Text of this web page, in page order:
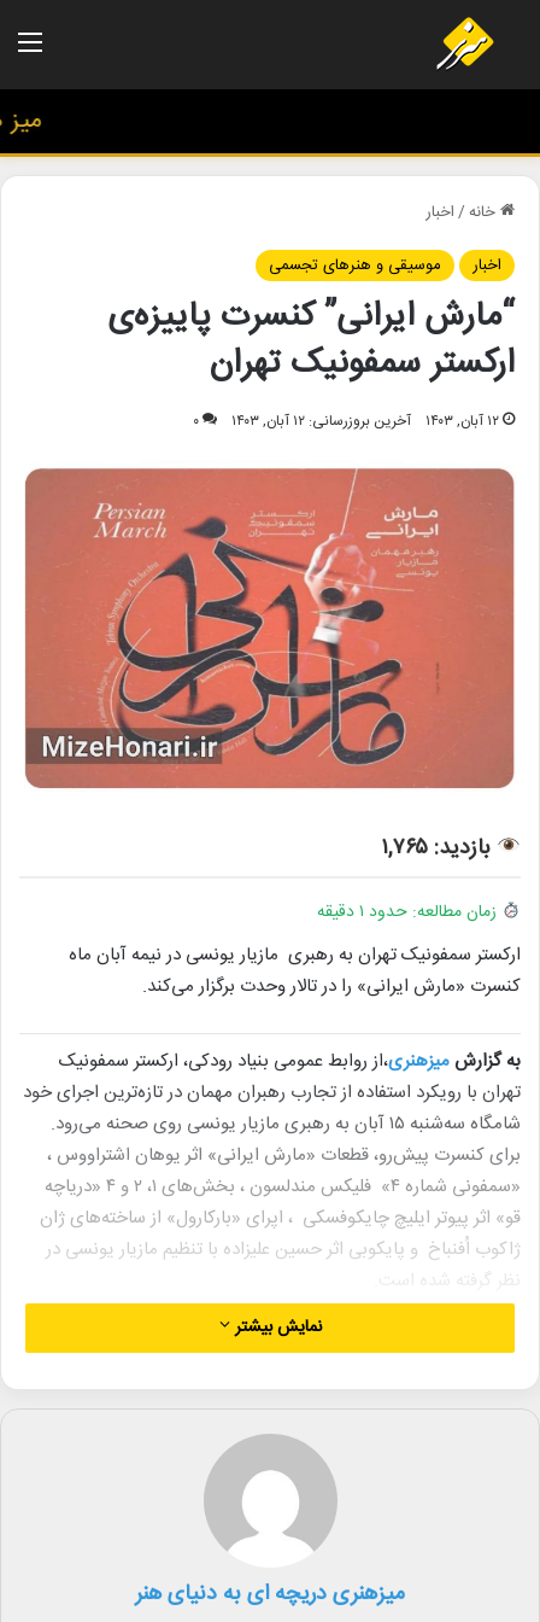
میز
خانه/اخبار
اخبار
موسیقی و هنرهای تجسمی
“مارش ایرانی” کنسرت پاییزه‌ی
ارکستر سمفونیک تهران
۱۲ آبان, ۱۴۰۳ آخرین بروزرسانی: ۱۲ آبان, ۱۴۰۳ ۰
بازدید: ۱,۷۶۵
زمان مطالعه: حدود ۱ دقیقه
ارکستر سمفونیک تهران به رهبری مازیار یونسی در نیمه آبان ماه
کنسرت «مارش ایرانی» را در تالار وحدت برگزار می‌کند.
به گزارش میزهنری،از روابط عمومی بنیاد رودکی، ارکستر سمفونیک
تهران با رویکرد استفاده از تجارب رهبران مهمان در تازه‌ترین اجرای خود
شامگاه سه‌شنبه ۱۵ آبان به رهبری مازیار یونسی روی صحنه می‌رود.
برای کنسرت پیش‌رو، قطعات «مارش ایرانی» اثر یوهان اشتراووس ،
«سمفونی شماره ۴» فلیکس مندلسون ، بخش‌های ۱، ۲ و ۴ «دریاچه
قو» اثر پیوتر ایلیچ چایکوفسکی ، اپرای «بارکارول» از ساخته‌های ژان
ژاکوب اُفنباخ و پایکوبی اثر حسین علیزاده با تنظیم مازیار یونسی در
نظر گرفته شده است.
مازیار یونسی آهنگساز، نوازنده و رهبر ارکستر تا کنون در اجراهای متعدد
رپرتوار متنوعی از آثار سمفونیک را روی صحنه برده است.رهبری ارکستر
اوست.
وی ساخت موسیقی چندین فیلم سینمایی، سریال و انیمیشن را در
کارنامه ی خود دارد و در زمینه آهنگسازی مستقل آثار فراوانی خلق کرده
از دیگر فعالیت‌های یونسی می‌توان به عضویت در گروه کوارتت کاسته
ارکستر سمفونیک تهران پیش از این طی سه شب در شهریور ماه نیز با
نمایش بیشتر
میزهنری دریچه ای به دنیای هنر